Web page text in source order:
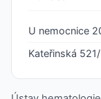
U nemocnice
Kateřinská